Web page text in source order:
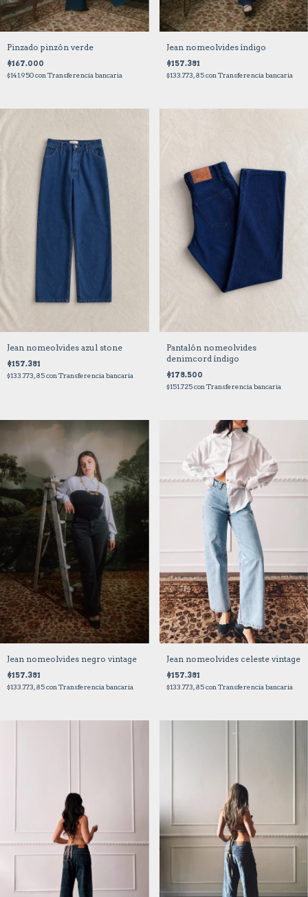
Pinzado pinzón verde
$167.000
$141.950conTransferencia bancaria
Jean nomeolvides índigo
$157.381
$133.773,85con Transferencia bancaria
Jean nomeolvides azul stone
$157.381
$133.773,85con Transferencia bancaria
Pantalón nomeolvides
denimcord índigo
$178.500
$151.725con Transferencia bancaria
Jean nomeolvides negro vintage
$157.381
$133.773,85con Transferencia bancaria
Jean nomeolvides celeste vintage
$157.381
$133.773,85con Transferencia bancaria